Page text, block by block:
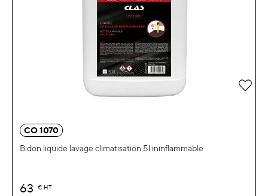
CO 1070
Bidon liquide lavage climatisation 5l ininflammable
63 € HT